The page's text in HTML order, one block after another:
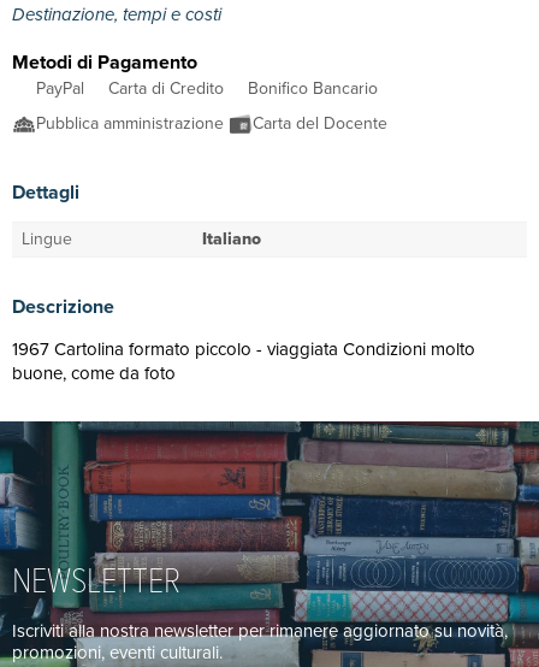
Destinazione, tempi e costi
Metodi di Pagamento
PayPal Carta di Credito
Bonifico Bancario
Pubblica amministrazione
Carta del Docente
Dettagli
Lingue Italiano
Descrizione
1967 Cartolina formato piccolo - viaggiata Condizioni molto
buone, come da foto
NEWSLETTER
Iscriviti alla nostra newsletter per rimanere aggiornato su novità,
promozioni, eventi culturali.